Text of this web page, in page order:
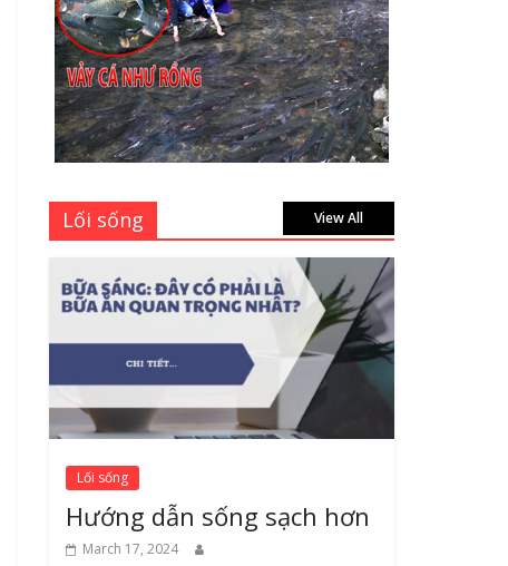
Thành Long – Số 1 về
dịch vụ sửa cửa kính
Quận 1 Tphcm tận nhà
uy tín, giá rẻ
June 30, 2026
Mách bạn 7 địa chỉ sửa
Tphcm tận nơi giá rẻ,
uy tín nhất hiện nay
Lối sống View All
Lối sống
Hướng dẫn sống sạch hơn
March 17, 2024